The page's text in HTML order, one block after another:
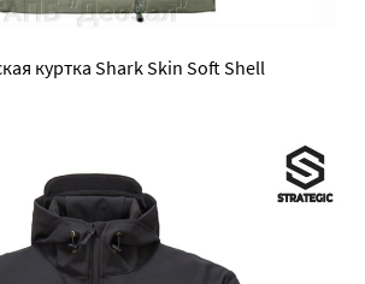
куртка Shark Skin Soft Shell